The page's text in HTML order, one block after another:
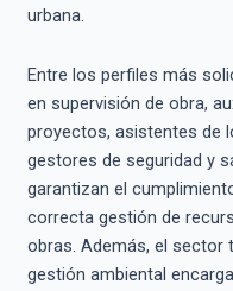
urbana.
Entre los perfiles más
en supervisión de obra,
proyectos, asistentes de
gestores de seguridad y
garantizan el
correcta gestión de
obras. Además, el sector
gestión ambiental